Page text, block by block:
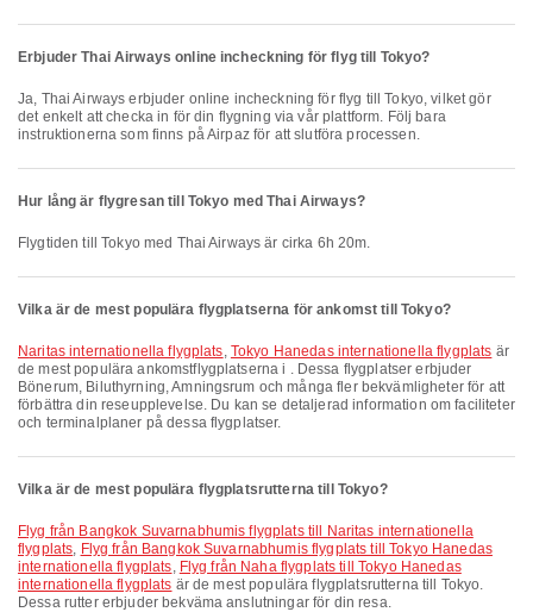
Erbjuder Thai Airways online incheckning för flyg till Tokyo?
Ja, Thai Airways erbjuder online incheckning för flyg till Tokyo, vilket gör
det enkelt att checka in för din flygning via vår plattform. Följ bara
instruktionerna som finns på Airpaz för att slutföra processen.
Hur lång är flygresan till Tokyo med Thai Airways?
Flygtiden till Tokyo med Thai Airways är cirka 6h 20m.
Vilka är de mest populära flygplatserna för ankomst till Tokyo?
Naritas internationella flygplats, Tokyo Hanedas internationella flygplats är
de mest populära ankomstflygplatserna i . Dessa flygplatser erbjuder
Bönerum, Biluthyrning, Amningsrum och många fler bekvämligheter för att
förbättra din reseupplevelse. Du kan se detaljerad information om faciliteter
och terminalplaner på dessa flygplatser.
Vilka är de mest populära flygplatsrutterna till Tokyo?
Flyg från Bangkok Suvarnabhumis flygplats till Naritas internationella
flygplats, Flyg från Bangkok Suvarnabhumis flygplats till Tokyo Hanedas
internationella flygplats, Flyg från Naha flygplats till Tokyo Hanedas
internationella flygplats är de mest populära flygplatsrutterna till Tokyo.
Dessa rutter erbjuder bekväma anslutningar för din resa.